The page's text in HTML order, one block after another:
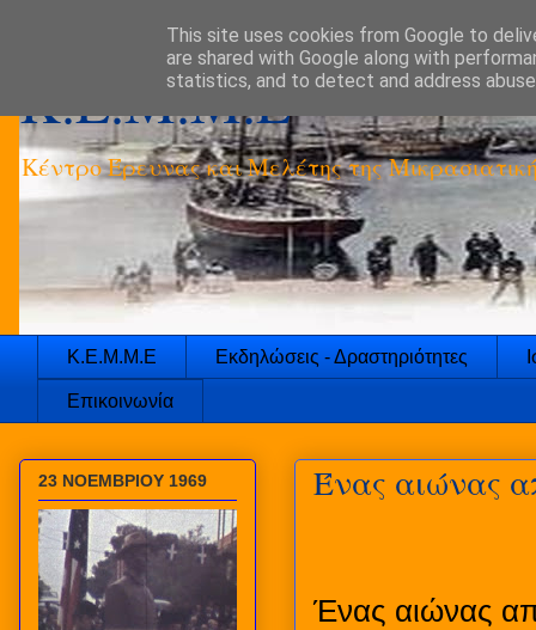
K.E.M.M.E
Κέντρο Έρευνας και Μελέτης της
Κ.Ε.Μ.Μ.Ε Εκδηλώσεις - Δραστηριότητες
Επικοινωνία
Ένας αιώνας
Ένας αιώνας
23 ΝΟΕΜΒΡΙΟΥ 1969
This site uses cookies from Google to
are shared with Google along with
statistics, and to detect and address